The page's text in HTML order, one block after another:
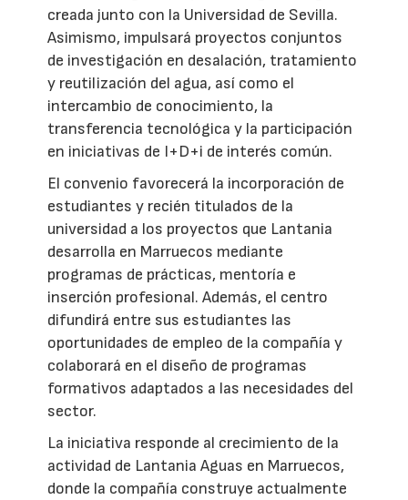
creada junto con la Universidad de Sevilla.
Asimismo, impulsará proyectos conjuntos
de investigación en desalación, tratamiento
y reutilización del agua, así como el
intercambio de conocimiento, la
transferencia tecnológica y la participación
en iniciativas de I+D+i de interés común.
El convenio favorecerá la incorporación de
estudiantes y recién titulados de la
universidad a los proyectos que Lantania
desarrolla en Marruecos mediante
programas de prácticas, mentoría e
inserción profesional. Además, el centro
difundirá entre sus estudiantes las
oportunidades de empleo de la compañía y
colaborará en el diseño de programas
formativos adaptados a las necesidades del
sector.
La iniciativa responde al crecimiento de la
actividad de Lantania Aguas en Marruecos,
donde la compañía construye actualmente